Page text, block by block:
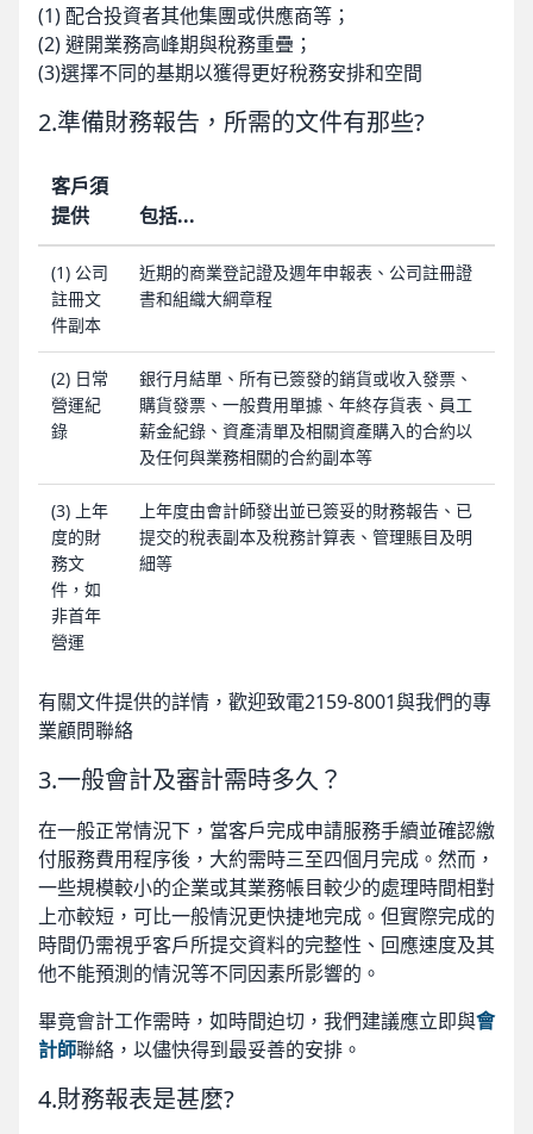
(1) 配合投資者其他集團或供應商等；
(2) 避開業務高峰期與稅務重疊；
(3)選擇不同的基期以獲得更好稅務安排和空間
2.準備財務報告，所需的文件有那些?
客戶須
提供
包括...
(1) 公司
註冊文
件副本
近期的商業登記證及週年申報表、公司註冊證
書和組織大綱章程
(2) 日常
營運紀
錄
銀行月結單、所有已簽發的銷貨或收入發票、
購貨發票、一般費用單據、年終存貨表、員工
薪金紀錄、資產清單及相關資產購入的合約以
及任何與業務相關的合約副本等
(3) 上年
度的財
務文
件，如
非首年
營運
上年度由會計師發出並已簽妥的財務報告、已
提交的稅表副本及稅務計算表、管理賬目及明
細等
有關文件提供的詳情，歡迎致電2159-8001與我們的專
業顧問聯絡
3.一般會計及審計需時多久？
在一般正常情況下，當客戶完成申請服務手續並確認繳
付服務費用程序後，大約需時三至四個月完成。然而，
一些規模較小的企業或其業務帳目較少的處理時間相對
上亦較短，可比一般情況更快捷地完成。但實際完成的
時間仍需視乎客戶所提交資料的完整性、回應速度及其
他不能預測的情況等不同因素所影響的。
畢竟會計工作需時，如時間迫切，我們建議應立即與會
計師聯絡，以儘快得到最妥善的安排。
4.財務報表是甚麼?